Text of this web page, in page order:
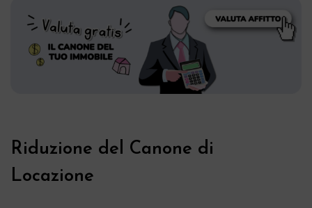
Riduzione del Canone di
Locazione